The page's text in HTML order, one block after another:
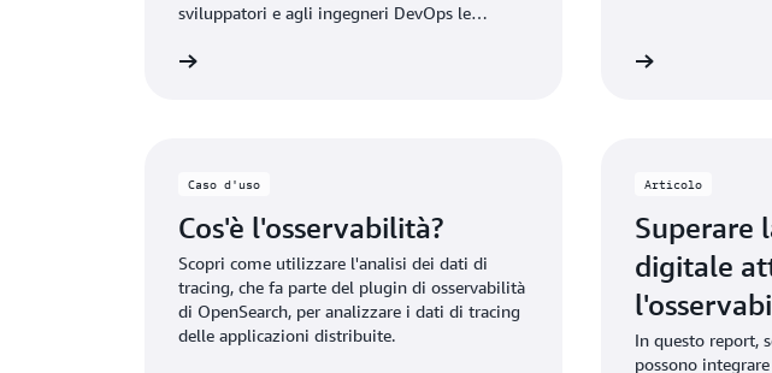
sviluppatori e agli ingegneri DevOps le
problemi delle prestazioni più rapidamente e
Caso d'uso
Cos'è l'osservabilità?
Scopri come utilizzare l'analisi dei dati di
tracing, che fa parte del plugin di osservabilità
di OpenSearch, per analizzare i dati di tracing
delle applicazioni distribuite.
Articolo
Superare
digitale
In questo report,
possono